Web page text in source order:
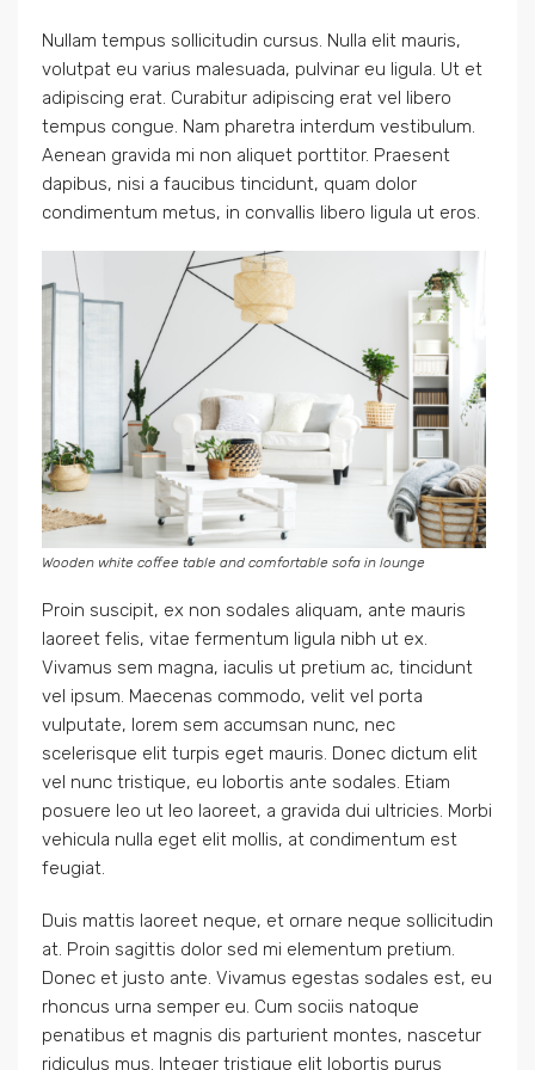
Nullam tempus sollicitudin cursus. Nulla elit mauris,
volutpat eu varius malesuada, pulvinar eu ligula. Ut et
adipiscing erat. Curabitur adipiscing erat vel libero
tempus congue. Nam pharetra interdum vestibulum.
Aenean gravida mi non aliquet porttitor. Praesent
dapibus, nisi a faucibus tincidunt, quam dolor
condimentum metus, in convallis libero ligula ut eros.
Wooden white coffee table and comfortable sofa in lounge
Proin suscipit, ex non sodales aliquam, ante mauris
laoreet felis, vitae fermentum ligula nibh ut ex.
Vivamus sem magna, iaculis ut pretium ac, tincidunt
vel ipsum. Maecenas commodo, velit vel porta
vulputate, lorem sem accumsan nunc, nec
scelerisque elit turpis eget mauris. Donec dictum elit
vel nunc tristique, eu lobortis ante sodales. Etiam
posuere leo ut leo laoreet, a gravida dui ultricies. Morbi
vehicula nulla eget elit mollis, at condimentum est
feugiat.
Duis mattis laoreet neque, et ornare neque sollicitudin
at. Proin sagittis dolor sed mi elementum pretium.
Donec et justo ante. Vivamus egestas sodales est, eu
rhoncus urna semper eu. Cum sociis natoque
penatibus et magnis dis parturient montes, nascetur
ridiculus mus. Integer tristique elit lobortis purus